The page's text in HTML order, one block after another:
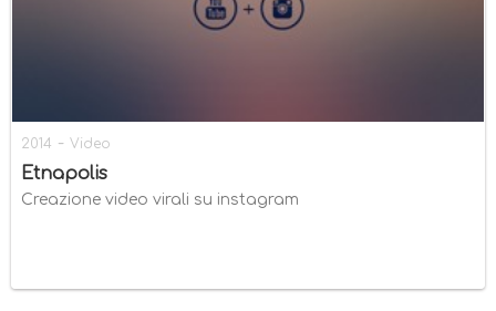
2014 - Video
Etnapolis
Creazione video virali su instagram